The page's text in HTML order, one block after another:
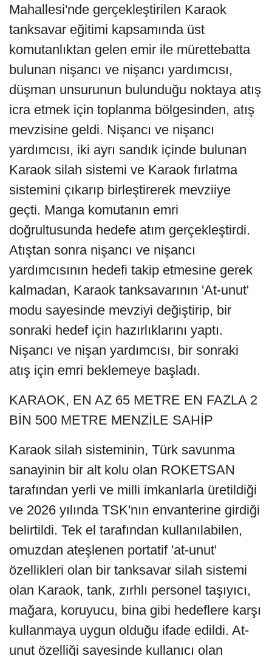
Mahallesi'nde gerçekleştirilen Karaok
tanksavar eğitimi kapsamında üst
komutanlıktan gelen emir ile mürettebatta
bulunan nişancı ve nişancı yardımcısı,
düşman unsurunun bulunduğu noktaya atış
icra etmek için toplanma bölgesinden, atış
mevzisine geldi. Nişancı ve nişancı
yardımcısı, iki ayrı sandık içinde bulunan
Karaok silah sistemi ve Karaok fırlatma
sistemini çıkarıp birleştirerek mevziiye
geçti. Manga komutanın emri
doğrultusunda hedefe atım gerçekleştirdi.
Atıştan sonra nişancı ve nişancı
yardımcısının hedefi takip etmesine gerek
kalmadan, Karaok tanksavarının 'At-unut'
modu sayesinde mevziyi değiştirip, bir
sonraki hedef için hazırlıklarını yaptı.
Nişancı ve nişan yardımcısı, bir sonraki
atış için emri beklemeye başladı.
KARAOK, EN AZ 65 METRE EN FAZLA 2
BİN 500 METRE MENZİLE SAHİP
Karaok silah sisteminin, Türk savunma
sanayinin bir alt kolu olan ROKETSAN
tarafından yerli ve milli imkanlarla üretildiği
ve 2026 yılında TSK'nın envanterine girdiği
belirtildi. Tek el tarafından kullanılabilen,
omuzdan ateşlenen portatif 'at-unut'
özellikleri olan bir tanksavar silah sistemi
olan Karaok, tank, zırhlı personel taşıyıcı,
mağara, koruyucu, bina gibi hedeflere karşı
kullanmaya uygun olduğu ifade edildi. At-
unut özelliği sayesinde kullanıcı olan